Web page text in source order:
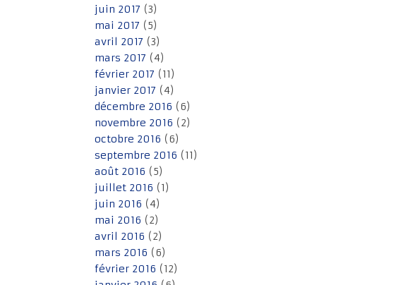
juin 2017 (3)
mai 2017 (5)
avril 2017 (3)
mars 2017 (4)
février 2017 (11)
janvier 2017 (4)
décembre 2016 (6)
novembre 2016 (2)
octobre 2016 (6)
septembre 2016 (11)
août 2016 (5)
juillet 2016 (1)
juin 2016 (4)
mai 2016 (2)
avril 2016 (2)
mars 2016 (6)
février 2016 (12)